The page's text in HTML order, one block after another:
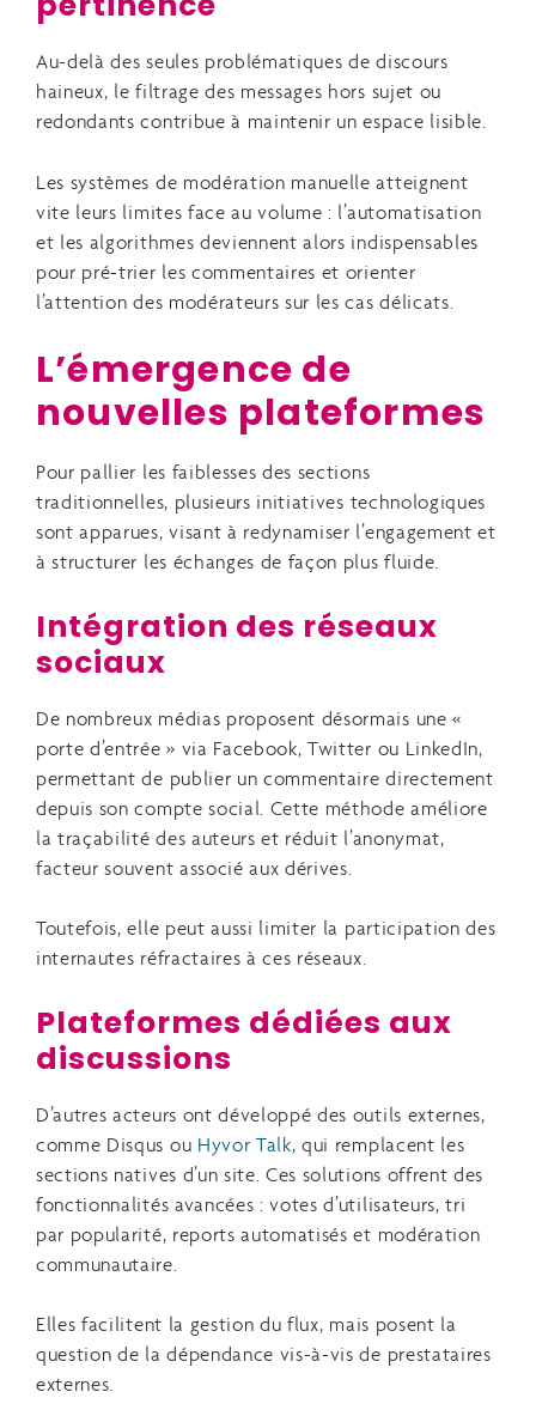
Au-delà des seules problématiques de discours
haineux, le filtrage des messages hors sujet ou
redondants contribue à maintenir un espace lisible.
Les systèmes de modération manuelle atteignent
vite leurs limites face au volume : l’automatisation
et les algorithmes deviennent alors indispensables
pour pré-trier les commentaires et orienter
l’attention des modérateurs sur les cas délicats.
L’émergence de
nouvelles plateformes
Pour pallier les faiblesses des sections
traditionnelles, plusieurs initiatives technologiques
sont apparues, visant à redynamiser l’engagement et
à structurer les échanges de façon plus fluide.
Intégration des réseaux
sociaux
De nombreux médias proposent désormais une «
porte d’entrée » via Facebook, Twitter ou LinkedIn,
permettant de publier un commentaire directement
depuis son compte social. Cette méthode améliore
la traçabilité des auteurs et réduit l’anonymat,
facteur souvent associé aux dérives.
Toutefois, elle peut aussi limiter la participation des
internautes réfractaires à ces réseaux.
Plateformes dédiées aux
discussions
D’autres acteurs ont développé des outils externes,
comme Disqus ou Hyvor Talk, qui remplacent les
sections natives d’un site. Ces solutions offrent des
fonctionnalités avancées : votes d’utilisateurs, tri
par popularité, reports automatisés et modération
communautaire.
Elles facilitent la gestion du flux, mais posent la
question de la dépendance vis-à-vis de prestataires
externes.